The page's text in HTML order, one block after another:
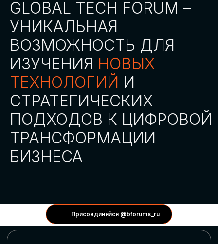
Присоединяйся @bforums_ru
АККРЕДИТАЦИЯ
СМИ
СКАЧАТЬ ПРОГРАММУ
СТАТЬ СПИКЕРОМ
СТАТЬ УЧАСТНИКОМ
ГЛОБАЛЬНАЯ
ЦИФРОВИЗАЦИЯ